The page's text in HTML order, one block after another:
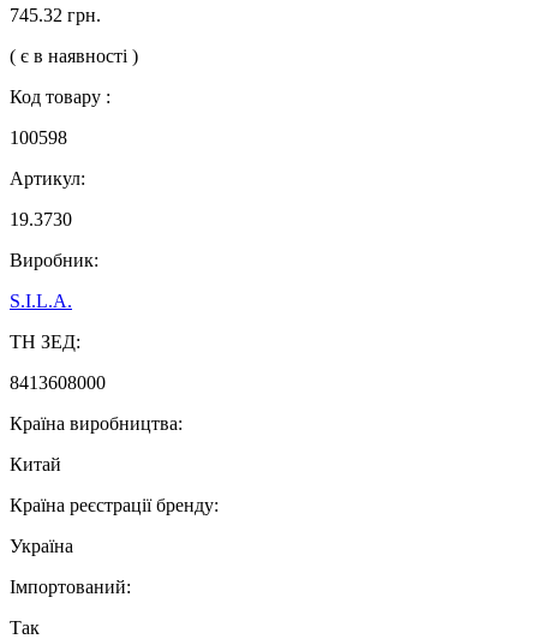
745.32 грн.
( є в наявності )
Код товару :
100598
Артикул:
19.3730
Виробник:
S.I.L.A.
ТН ЗЕД:
8413608000
Країна виробництва:
Китай
Країна реєстрації бренду:
Україна
Імпортований:
Так